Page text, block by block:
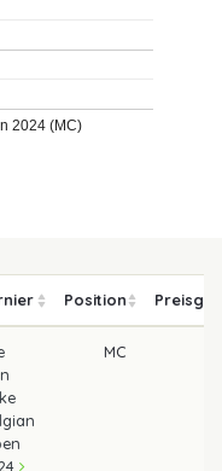
2024 (MC)
Position
MC